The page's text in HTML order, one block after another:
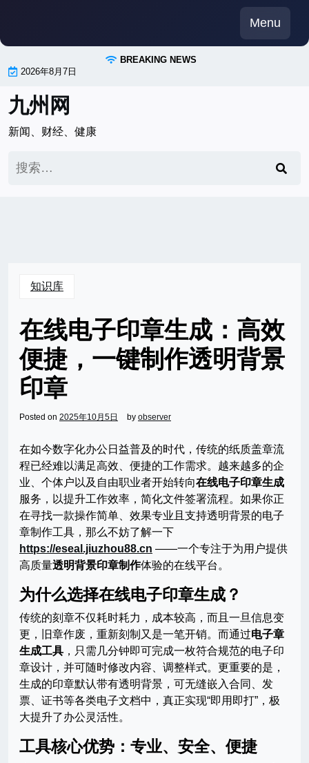
content
Menu
BREAKING NEWS
2026年8月7日
九州网
新闻、财经、健康
索：
知识库
在线电子印章生成：高效
便捷，一键制作透明背景
印章
Posted on 2025年10月5日 by observer
在如今数字化办公日益普及的时代，传统的纸质盖章流
程已经难以满足高效、便捷的工作需求。越来越多的企
业、个体户以及自由职业者开始转向在线电子印章生成
服务，以提升工作效率，简化文件签署流程。如果你正
在寻找一款操作简单、效果专业且支持透明背景的电子
章制作工具，那么不妨了解一下
https://eseal.jiuzhou88.cn ——一个专注于为用户提供
高质量透明背景印章制作体验的在线平台。
为什么选择在线电子印章生成？
传统的刻章不仅耗时耗力，成本较高，而且一旦信息变
更，旧章作废，重新刻制又是一笔开销。而通过电子章
生成工具 ，只需几分钟即可完成一枚符合规范的电子印
章设计，并可随时修改内容、调整样式。更重要的是，
生成的印章默认带有透明背景，可无缝嵌入合同、发
票、证书等各类电子文档中，真正实现“即用即打”，极
大提升了办公灵活性。
工具核心优势：专业、安全、便捷